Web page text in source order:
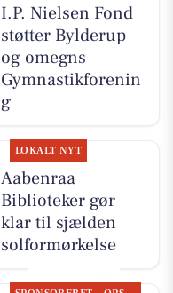
I.P. Nielsen Fond
støtter Bylderup
og omegns
Gymnastikforenin
g
LOKALT NYT
Aabenraa
Biblioteker gør
klar til sjælden
solformørkelse